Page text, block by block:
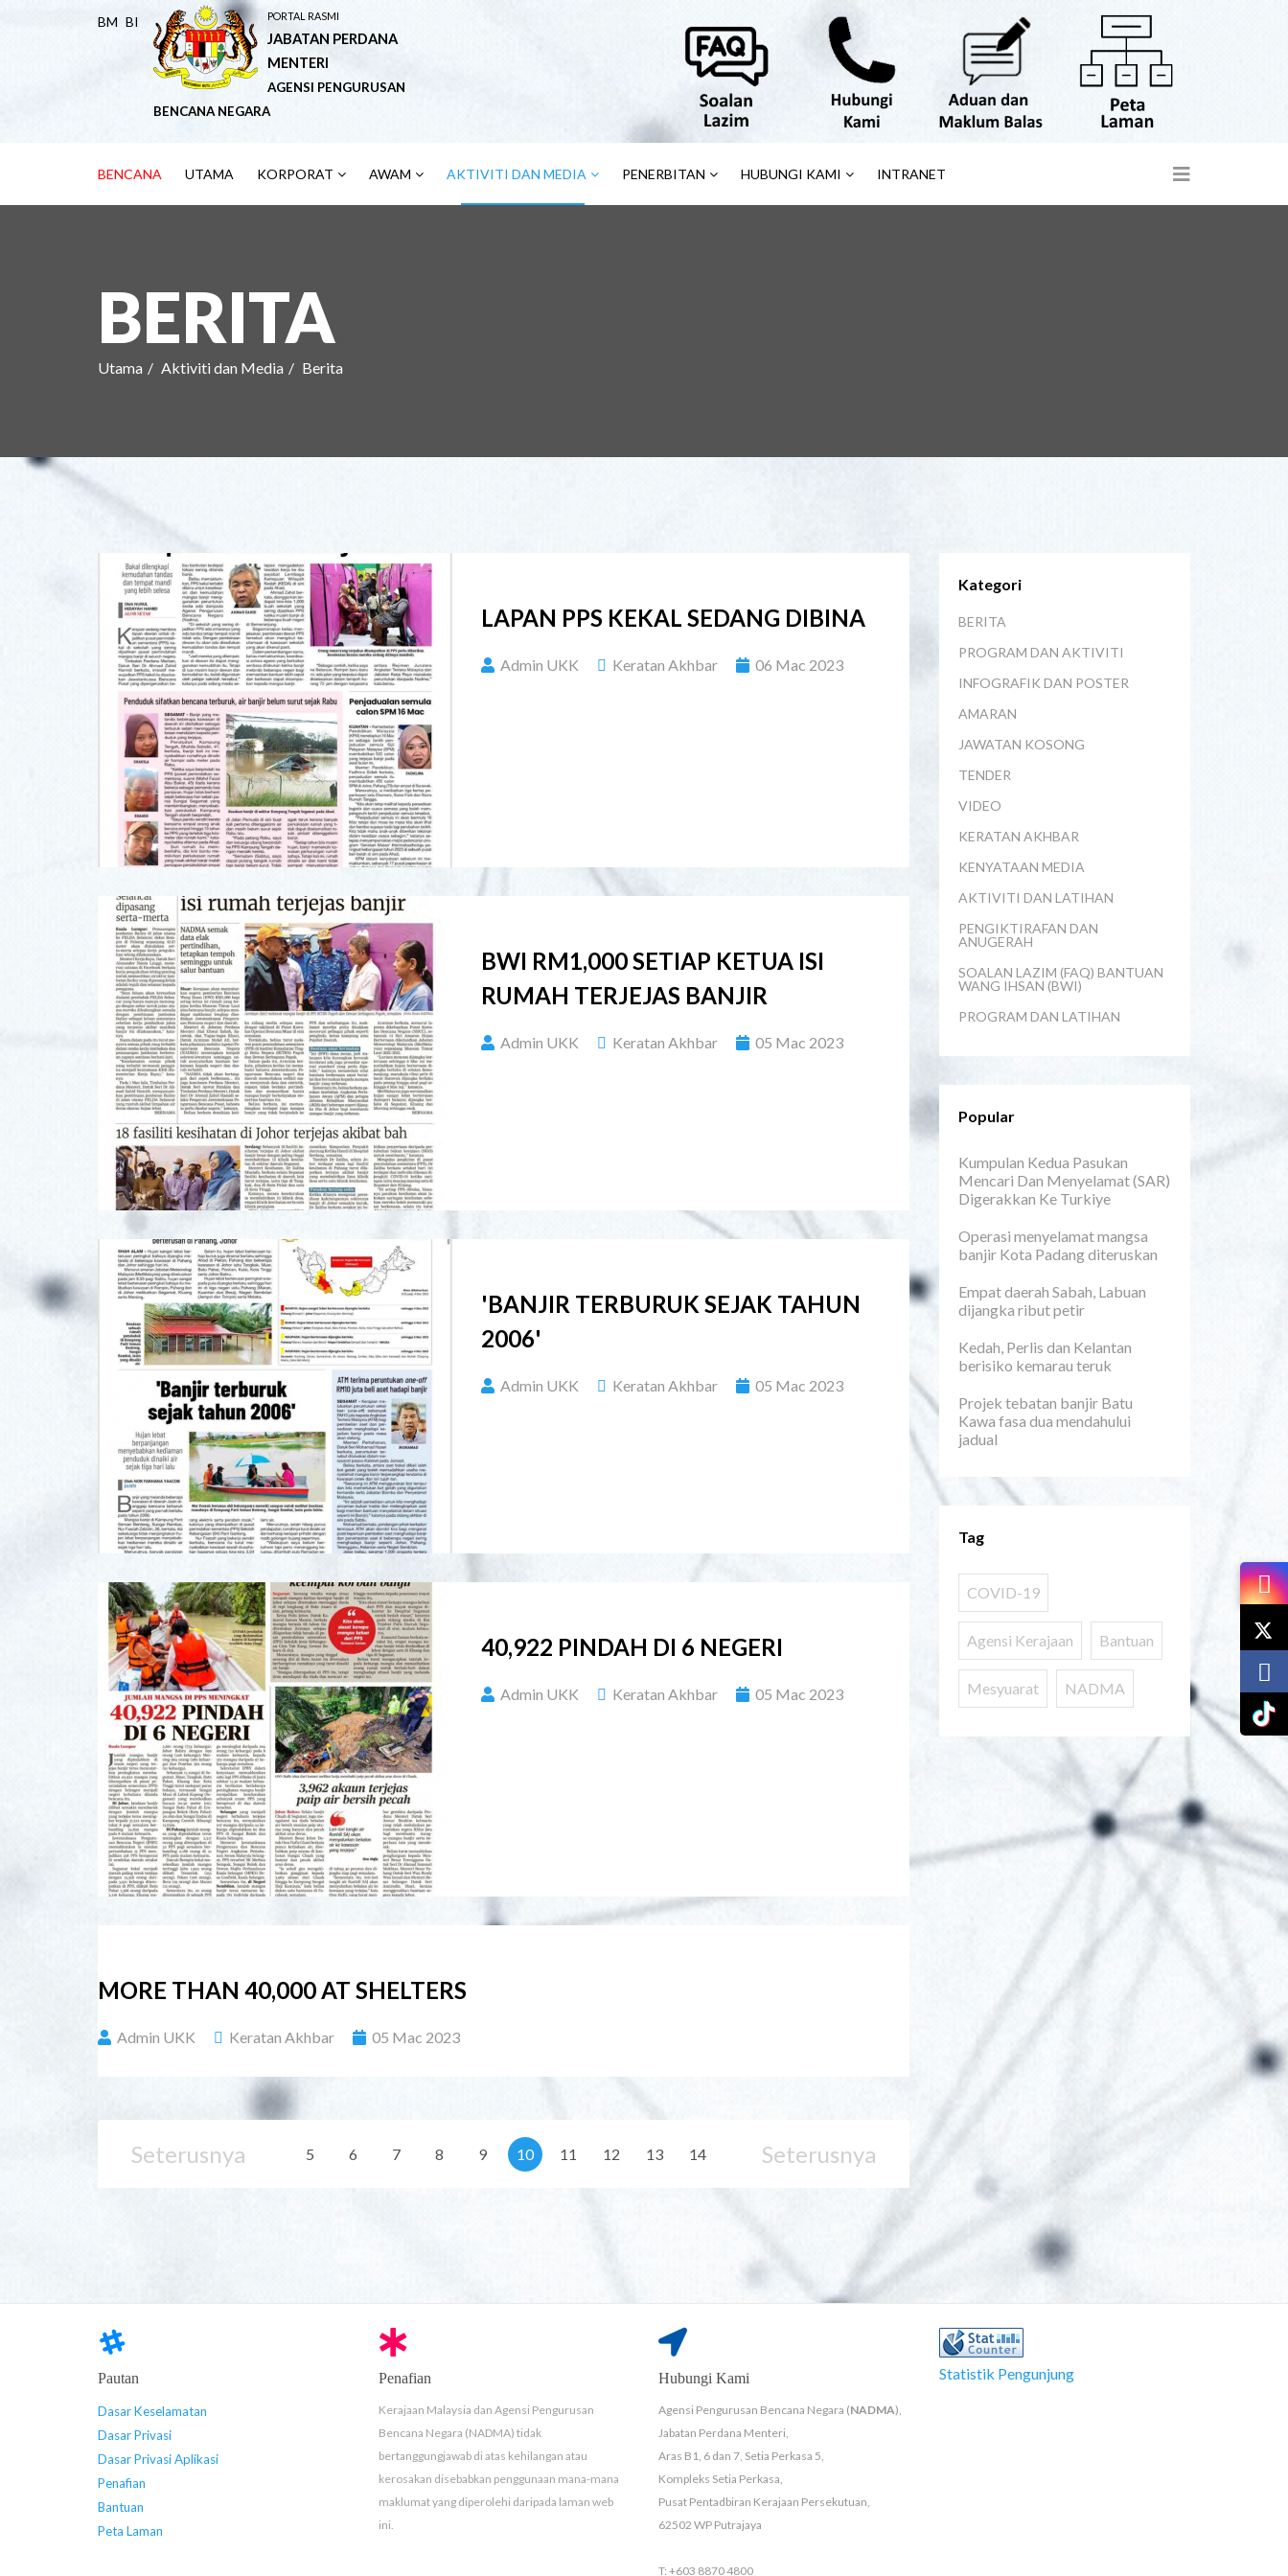
BM BI PORTAL RASMI
JABATAN PERDANA
MENTERI
AGENSI PENGURUSAN
BENCANA NEGARA
BENCANA UTAMA KORPORAT AWAM AKTIVITI DAN MEDIA PENERBITAN HUBUNGI KAMI INTRANET
BERITA
Utama Aktiviti dan Media Berita
LAPAN PPS KEKAL SEDANG DIBINA
Admin UKK Keratan Akhbar 06 Mac 2023
BWI RM1,000 SETIAP KETUA ISI
RUMAH TERJEJAS BANJIR
Admin UKK Keratan Akhbar 05 Mac 2023
'BANJIR TERBURUK SEJAK TAHUN
2006'
Admin UKK Keratan Akhbar 05 Mac 2023
40,922 PINDAH DI 6 NEGERI
Admin UKK Keratan Akhbar 05 Mac 2023
MORE THAN 40,000 AT SHELTERS
Admin UKK Keratan Akhbar 05 Mac 2023
Seterusnya 5 6 7 8 9 10 11 12 13 14 Seterusnya
Kategori
BERITA
PROGRAM DAN AKTIVITI
INFOGRAFIK DAN POSTER
AMARAN
JAWATAN KOSONG
TENDER
VIDEO
KERATAN AKHBAR
KENYATAAN MEDIA
AKTIVITI DAN LATIHAN
PENGIKTIRAFAN DAN
ANUGERAH
SOALAN LAZIM (FAQ) BANTUAN
WANG IHSAN (BWI)
PROGRAM DAN LATIHAN
Popular
Kumpulan Kedua Pasukan
Mencari Dan Menyelamat (SAR)
Digerakkan Ke Turkiye
Operasi menyelamat mangsa
banjir Kota Padang diteruskan
Empat daerah Sabah, Labuan
dijangka ribut petir
Kedah, Perlis dan Kelantan
berisiko kemarau teruk
Projek tebatan banjir Batu
Kawa fasa dua mendahului
jadual
Tag
COVID-19
Agensi Kerajaan Bantuan
Mesyuarat NADMA
Pautan
Dasar Keselamatan
Dasar Privasi
Dasar Privasi Aplikasi
Penafian
Bantuan
Peta Laman
Penafian
Kerajaan Malaysia dan Agensi Pengurusan
Bencana Negara (NADMA) tidak
bertanggungjawab di atas kehilangan atau
kerosakan disebabkan penggunaan mana-mana
maklumat yang diperolehi daripada laman web
ini.
Hubungi Kami
Agensi Pengurusan Bencana Negara (NADMA),
Jabatan Perdana Menteri,
Aras B1, 6 dan 7, Setia Perkasa 5,
Kompleks Setia Perkasa,
Pusat Pentadbiran Kerajaan Persekutuan,
62502 WP Putrajaya
T: +603 8870 4800
Statistik Pengunjung